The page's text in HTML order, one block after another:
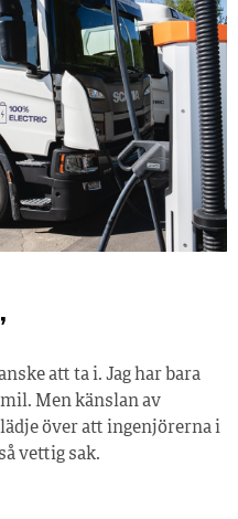
att ta i. Jag har bara
Men känslan av
över att ingenjörerna i
vettig sak.